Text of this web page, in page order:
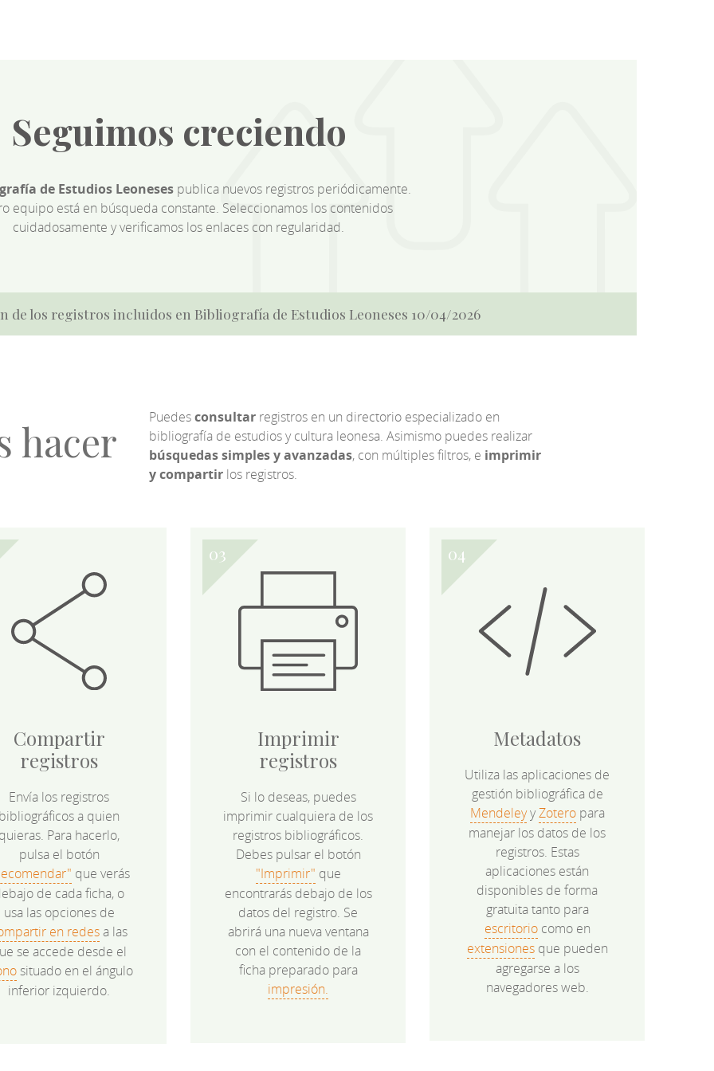
Seguimos creciendo
de Estudios Leonesespublica nuevos registros periódicamente.
equipo está en búsqueda constante. Seleccionamos los contenidos
cuidadosamente y verificamos los enlaces con regularidad.
de los registros incluidos en Bibliografía de Estudios Leoneses 10/04/2026
hacer Puedesconsultarregistros en un directorio especializado en
bibliografía de estudios y cultura leonesa. Asimismo puedes realizar
búsquedas simples y avanzadas, con múltiples filtros, e imprimir
y compartirlos registros.
Compartir
registros
Envía los registros
a quien
Para hacerlo,
pulsa el botón
que verás
de cada ficha, o
usa las opciones de
en redesa las
se accede desde el
situado en el ángulo
inferior izquierdo.
Imprimir
registros
Si lo deseas, puedes
imprimir cualquiera de los
registros bibliográficos.
Debes pulsar el botón
"Imprimir" que
encontrarás debajo de los
datos del registro. Se
abrirá una nueva ventana
con el contenido de la
ficha preparado para
impresión.
Metadatos
Utiliza las aplicaciones de
gestión bibliográfica de
MendeleyyZoteropara
manejar los datos de los
registros. Estas
aplicaciones están
disponibles de forma
gratuita tanto para
escritoriocomo en
extensionesque pueden
agregarse a los
navegadores web.